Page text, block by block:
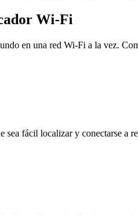
Wi-Fi
en una red Wi-Fi a la vez.
sea fácil localizar y conectarse a